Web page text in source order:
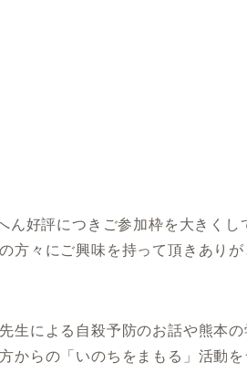
ん好評につきご参加枠を大きくし
方々にご興味を持って頂きありが
生による自殺予防のお話や熊本
からの「いのちをまもる」活動を